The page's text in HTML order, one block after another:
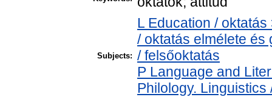
Subjects:
L Education /
/ oktatás elmélete és
/ felsőoktatás
P Language and
Philology.